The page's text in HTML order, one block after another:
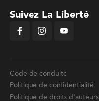
Suivez La Liberté
Code de conduite
Politique de confidentialité
Politique de droits d'auteurs